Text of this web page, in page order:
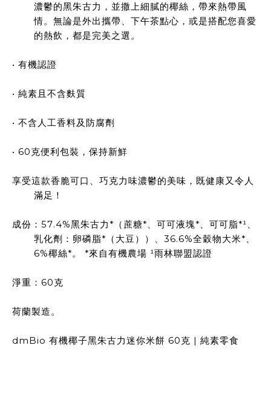
濃鬱的黑朱古力，並撒上細膩的椰絲，帶來熱帶風
情。無論是外出攜帶、下午茶點心，或是搭配您喜愛
的熱飲，都是完美之選。
• 有機認證
• 純素且不含麩質
• 不含人工香料及防腐劑
• 60克便利包裝，保持新鮮
享受這款香脆可口、巧克力味濃鬱的美味，既健康又令人
滿足！
成份：57.4%黑朱古力*（蔗糖*、可可液塊*、可可脂*¹、
乳化劑：卵磷脂*（大豆））、36.6%全穀物大米*、
6%椰絲*。 *來自有機農場 ¹雨林聯盟認證
淨重：60克
荷蘭製造。
dmBio 有機椰子黑朱古力迷你米餅 60克 | 純素零食